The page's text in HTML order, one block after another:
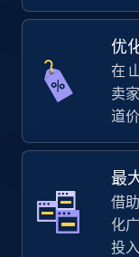
more.
TikTok Shop
URL, Title,
price, Final
优
在
卖
道
最
借
化
投